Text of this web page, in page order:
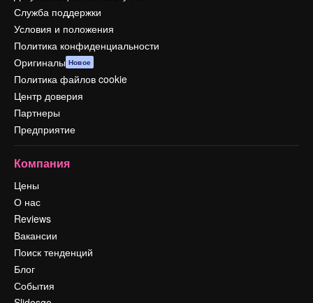
Служба поддержки
Условия и положения
Политика конфиденциальности
Оригиналы Новое
Политика файлов cookie
Центр доверия
Партнеры
Предприятие
Компания
Цены
О нас
Reviews
Вакансии
Поиск тенденций
Блог
События